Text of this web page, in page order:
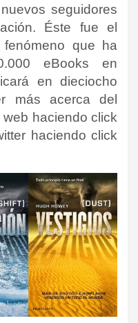
seguidores
Éste fue el
que ha
eBooks en
en dieciocho
más acerca del
haciendo click
haciendo click